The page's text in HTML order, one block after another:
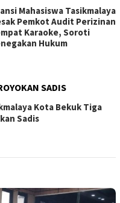
Mahasiswa Tasikmalaya
Pemkot Audit Perizinan
Karaoke, Soroti
Hukum
SADIS
Kota Bekuk Tiga
Sadis